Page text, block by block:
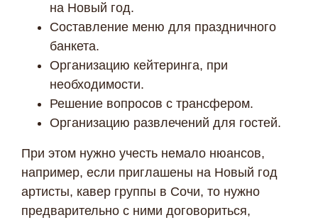
на Новый год.
Составление меню для праздничного
банкета.
Организацию кейтеринга, при
необходимости.
Решение вопросов с трансфером.
Организацию развлечений для гостей.
При этом нужно учесть немало нюансов,
например, если приглашены на Новый год
артисты, кавер группы в Сочи, то нужно
предварительно с ними договориться,
персональных данных в целях рассмотрения моего
обращения согласноПолитике обработки персональных